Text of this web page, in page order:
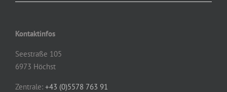
Kontaktinfos
Seestraße 105
6973 Höchst
Zentrale: +43 (0)5578 763 91